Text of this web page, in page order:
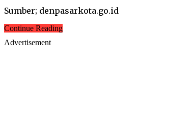
Sumber; denpasarkota.go.id
Continue Reading
Advertisement